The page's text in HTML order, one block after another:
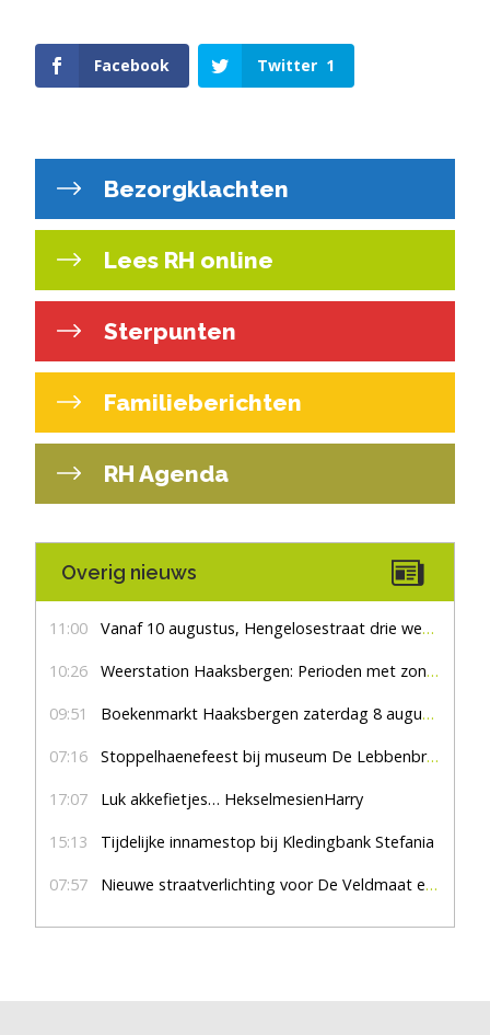
Facebook Twitter 1
Bezorgklachten
Lees RH online
Sterpunten
Familieberichten
RH Agenda
Overig nieuws
11:00 Vanaf 10 augustus, Hengelosestraat drie weken dicht voor doorgaand verkeer
10:26 Weerstation Haaksbergen: Perioden met zon en droog
09:51 Boekenmarkt Haaksbergen zaterdag 8 augustus, marktplein Haaksbergen
07:16 Stoppelhaenefeest bij museum De Lebbenbrugge
17:07 Luk akkefietjes… HekselmesienHarry
15:13 Tijdelijke innamestop bij Kledingbank Stefania
07:57 Nieuwe straatverlichting voor De Veldmaat en De Pas